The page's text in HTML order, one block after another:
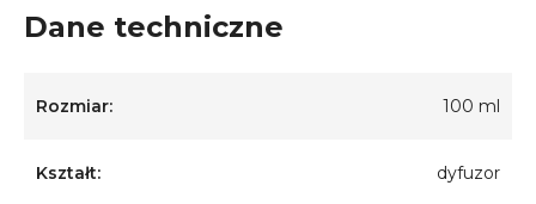
Dane techniczne
Rozmiar: 100 ml
Kształt: dyfuzor